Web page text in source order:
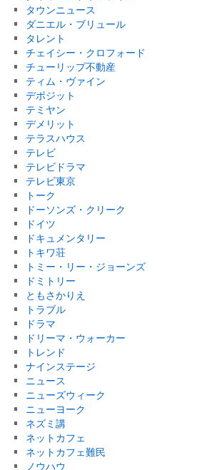
タウンニュース
ダニエル・ブリュール
タレント
チェイシー・クロフォード
チューリップ不動産
ティム・ヴァイン
デポジット
テミヤン
デメリット
テラスハウス
テレビ
テレビドラマ
テレビ東京
トーク
ドーソンズ・クリーク
ドイツ
ドキュメンタリー
トキワ荘
トミー・リー・ジョーンズ
ドミトリー
ともさかりえ
トラブル
ドラマ
ドリーマ・ウォーカー
トレンド
ナインステージ
ニュース
ニューズウィーク
ニューヨーク
ネズミ講
ネットカフェ
ネットカフェ難民
ノウハウ